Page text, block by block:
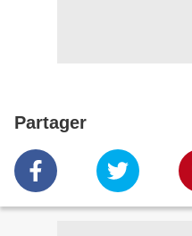
Partager